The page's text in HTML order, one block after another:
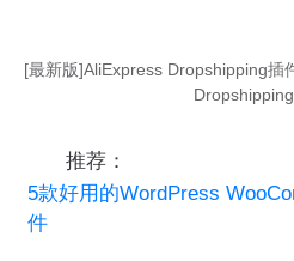
[最新版]AliExpress Dropshipping插
推荐：
5款好用的WordPress
件